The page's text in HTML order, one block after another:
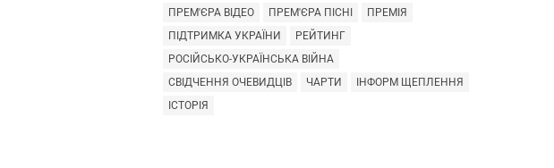
ПРЕМ'ЄРА ВІДЕО
ПРЕМ'ЄРА ПІСНІ
ПРЕМІЯ
ПІДТРИМКА УКРАЇНИ
РЕЙТИНГ
РОСІЙСЬКО-УКРАЇНСЬКА ВІЙНА
СВІДЧЕННЯ ОЧЕВИДЦІВ
ЧАРТИ
ІНФОРМ ЩЕПЛЕННЯ
ІСТОРІЯ